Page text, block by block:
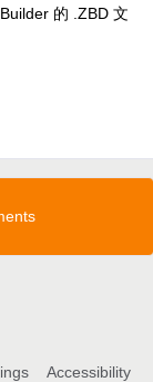
的 .ZBD 文
Accessibility